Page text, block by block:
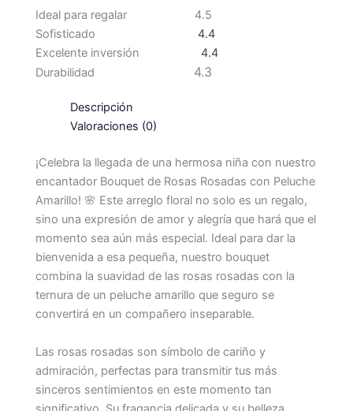
Ideal para regalar
4.5
Sofisticado
4.4
Excelente inversión
4.4
Durabilidad
4.3
Descripción
Valoraciones (0)
¡Celebra la llegada de una hermosa niña con nuestro
encantador Bouquet de Rosas Rosadas con Peluche
Amarillo! 🌸 Este arreglo floral no solo es un regalo,
sino una expresión de amor y alegría que hará que el
momento sea aún más especial. Ideal para dar la
bienvenida a esa pequeña, nuestro bouquet
combina la suavidad de las rosas rosadas con la
ternura de un peluche amarillo que seguro se
convertirá en un compañero inseparable.
Las rosas rosadas son símbolo de cariño y
admiración, perfectas para transmitir tus más
sinceros sentimientos en este momento tan